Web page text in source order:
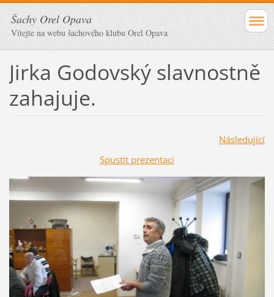
Šachy Orel Opava
Vítejte na webu šachového klubu Orel Opava
Jirka Godovský slavnostně
zahajuje.
Následující
Spustit prezentaci